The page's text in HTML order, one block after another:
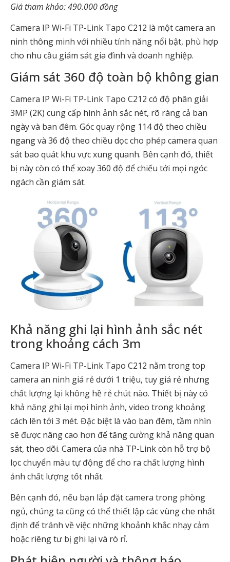
Giá tham khảo: 490.000 đồng
Camera IP Wi-Fi TP-Link Tapo C212 là một camera an
ninh thông minh với nhiều tính năng nổi bật, phù hợp
cho nhu cầu giám sát gia đình và doanh nghiệp.
Giám sát 360 độ toàn bộ không gian
Camera IP Wi-Fi TP-Link Tapo C212 có độ phân giải
3MP (2K) cung cấp hình ảnh sắc nét, rõ ràng cả ban
ngày và ban đêm. Góc quay rộng 114 độ theo chiều
ngang và 36 độ theo chiều dọc cho phép camera quan
sát bao quát khu vực xung quanh. Bên cạnh đó, thiết
bị này còn có thể xoay 360 độ để chiếu tới mọi ngóc
ngách cần giám sát.
Khả năng ghi lại hình ảnh sắc nét
trong khoảng cách 3m
Camera IP Wi-Fi TP-Link Tapo C212 nằm trong top
camera an ninh giá rẻ dưới 1 triệu, tuy giá rẻ nhưng
chất lượng lại không hề rẻ chút nào. Thiết bị này có
khả năng ghi lại mọi hình ảnh, video trong khoảng
cách lên tới 3 mét. Đặc biệt là vào ban đêm, tầm nhìn
sẽ được nâng cao hơn để tăng cường khả năng quan
sát, theo dõi. Camera của nhà TP-Link còn hỗ trợ bộ
lọc chuyển màu tự động để cho ra chất lượng hình
ảnh chất lượng tốt nhất.
Bên cạnh đó, nếu bạn lắp đặt camera trong phòng
ngủ, chúng ta cũng có thể thiết lập các vùng che nhất
định để tránh về việc những khoảnh khắc nhạy cảm
hoặc riêng tư bị ghi lại và rò rỉ.